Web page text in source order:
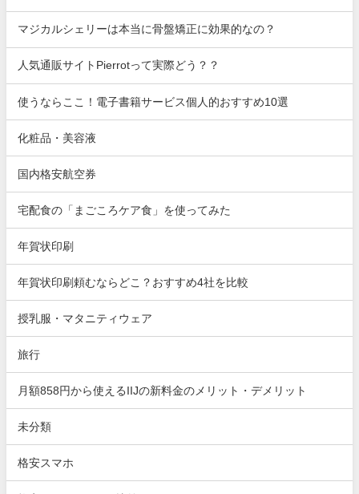
マジカルシェリーは本当に骨盤矯正に効果的なの？
人気通販サイトPierrotって実際どう？？
使うならここ！電子書籍サービス個人的おすすめ10選
化粧品・美容液
国内格安航空券
宅配食の「まごころケア食」を使ってみた
年賀状印刷
年賀状印刷頼むならどこ？おすすめ4社を比較
授乳服・マタニティウェア
旅行
月額858円から使えるIIJの新料金のメリット・デメリット
未分類
格安スマホ